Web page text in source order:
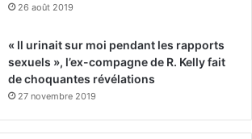
26 août 2019
« Il urinait sur moi pendant les rapports
sexuels », l’ex-compagne de R. Kelly fait
de choquantes révélations
27 novembre 2019